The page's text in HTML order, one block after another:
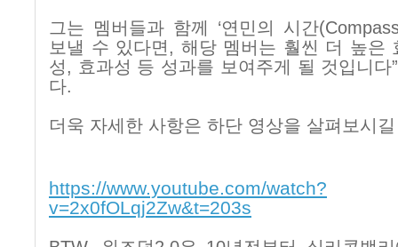
그는 멤버들과 함께 ‘연민의 시간
보낼 수 있다면 , 해당 멤버는 훨씬 더 높은
성 , 효과성 등 성과를 보여주게 될 것입니다”
다.
더욱 자세한 사항은 하단 영상을 살펴보시
https://www.youtube.com/watch?
v=2x0fOLqj2Zw&t=203s